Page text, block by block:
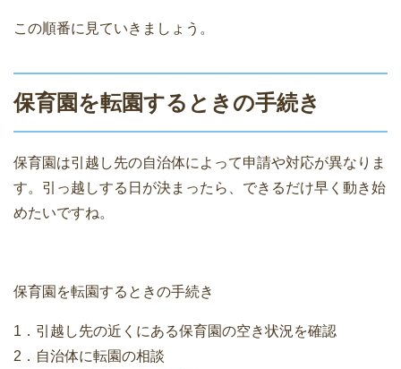
この順番に見ていきましょう。
保育園を転園するときの手続き
保育園は引越し先の自治体によって申請や対応が異なりま
す。引っ越しする日が決まったら、できるだけ早く動き始
めたいですね。
保育園を転園するときの手続き
1．引越し先の近くにある保育園の空き状況を確認
2．自治体に転園の相談